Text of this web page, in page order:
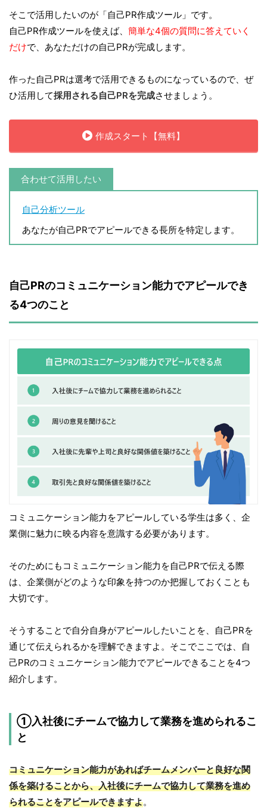
そこで活用したいのが「自己PR作成ツール」です。
自己PR作成ツールを使えば、 簡単な4個の質問に答えていく
だけで、あなただけの自己PRが完成します。
作った自己PRは選考で活用できるものになっているので、ぜ
ひ活用して採用される自己PRを完成させましょう。
作成スタート【無料】
合わせて活用したい
自己分析ツール
あなたが自己PRでアピールできる長所を特定します。
自己PRのコミュニケーション能力でアピールでき
る4つのこと
コミュニケーション能力をアピールしている学生は多く、企
業側に魅力に映る内容を意識する必要があります。
そのためにもコミュニケーション能力を自己PRで伝える際
は、企業側がどのような印象を持つのか把握しておくことも
大切です。
そうすることで自分自身がアピールしたいことを、自己PRを
通じて伝えられるかを理解できますよ。そこでここでは、自
己PRのコミュニケーション能力でアピールできることを4つ
紹介します。
①入社後にチームで協力して業務を進められるこ
と
コミュニケーション能力があればチームメンバーと良好な関
係を築けることから、入社後にチームで協力して業務を進め
られることをアピールできますよ。